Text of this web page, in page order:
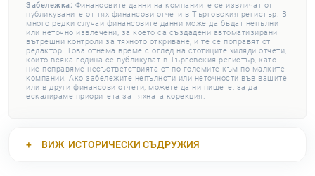
Забележка: Финансовите данни на компаниите се извличат от
публикуваните от тях финансови отчети в Търговския регистър. В
много редки случаи финансовите данни може да бъдат непълни
или неточно извлечени, за което са създадени автоматизирани
вътрешни контроли за тяхното откриване, и те се поправят от
редактор. Това отнема време с оглед на стотиците хиляди отчети,
които всяка година се публикуват в Търговския регистър, като
ние поправяме несъответствията от по-големите към по-малките
компании. Ако забележите непълноти или неточности във вашите
или в други финансови отчети, можете да ни пишете, за да
ескалираме приоритета за тяхната корекция.
ВИЖ ИСТОРИЧЕСКИ СЪДРУЖИЯ